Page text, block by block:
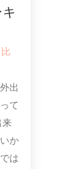
出
て
来
か
は